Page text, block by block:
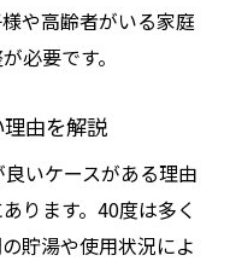
や高齢者がいる家庭
必要です。
由を解説
いケースがある理由
ります。40度は多く
貯湯や使用状況によ